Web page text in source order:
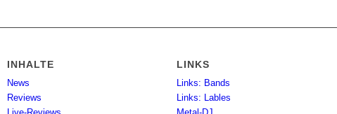
INHALTE
News
Reviews
LINKS
Links: Bands
Links: Lables